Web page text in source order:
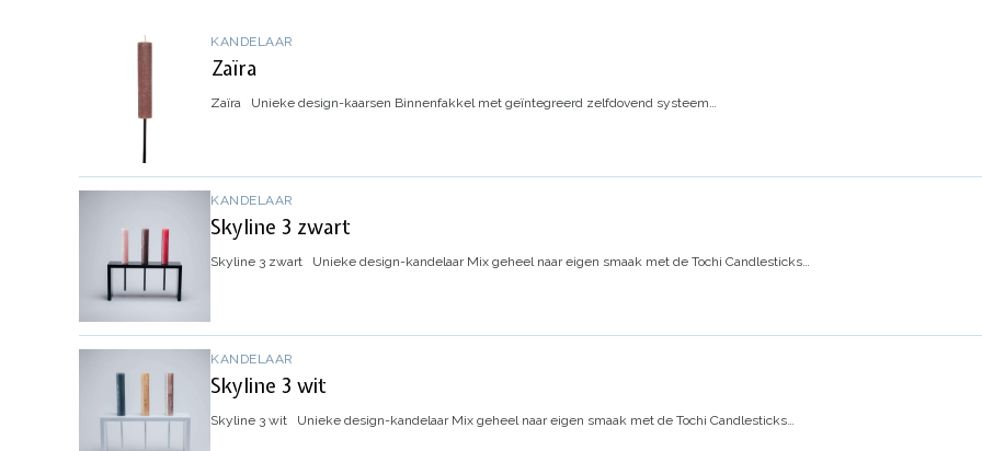
KANDELAAR
Zaïra
Zaïra Unieke design-kaarsen Binnenfakkel met geïntegreerd zelfdovend systeem…
KANDELAAR
Skyline 3 zwart
Skyline 3 zwart Unieke design-kandelaar Mix geheel naar eigen smaak met de Tochi Candlesticks…
KANDELAAR
Skyline 3 wit
Skyline 3 wit Unieke design-kandelaar Mix geheel naar eigen smaak met de Tochi Candlesticks…